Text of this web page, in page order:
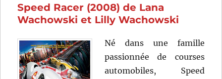
Speed Racer (2008) de Lana
Wachowski et Lilly Wachowski
Né dans une famille
passionnée de courses
automobiles, Speed